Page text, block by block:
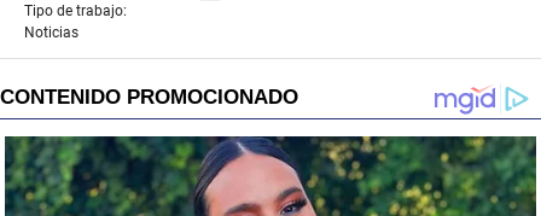
Tipo de trabajo:
Noticias